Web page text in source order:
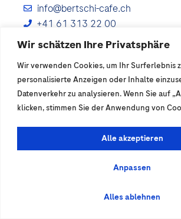
Wir schätzen Ihre Privatsphäre
Wir verwenden Cookies, um Ihr Surferlebnis
personalisierte Anzeigen oder Inhalte
Datenverkehr zu analysieren. Wenn Sie auf
klicken, stimmen Sie der Anwendung von
Anpassen
Alles ablehnen
Alle akzeptieren
info@bertschi-cafe.ch
+41 61 313 22 00
www.bertschi-cafe.ch
Details anzeigen